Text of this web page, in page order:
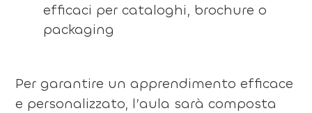
efficaci per cataloghi, brochure o
packaging
Per garantire un apprendimento efficace
e personalizzato, l’aula sarà composta